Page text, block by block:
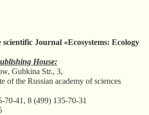
scientific Journal «Ecosystems: Ecology
House:
Gubkina Str., 3,
of the Russian academy of sciences
70-41, 8 (499) 135-70-31